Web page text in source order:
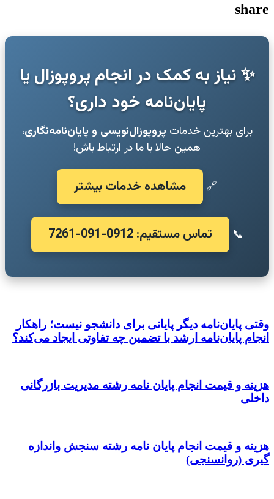
share
✨ نیاز به کمک در انجام پروپوزال یا
پایان‌نامه خود داری؟
برای بهترین خدمات پروپوزال‌نویسی و پایان‌نامه‌نگاری،
همین حالا با ما در ارتباط باش!
🔗 مشاهده خدمات بیشتر
📞 تماس مستقیم: 0912-091-7261
وقتی پایان‌نامه دیگر پایانی برای دانشجو نیست؛ راهکار
انجام پایان‌نامه ارشد با تضمین چه تفاوتی ایجاد می‌کند؟
هزینه و قیمت انجام پایان نامه رشته مدیریت بازرگانی
داخلی
هزینه و قیمت انجام پایان نامه رشته سنجش واندازه
گیری (روانسنجی)